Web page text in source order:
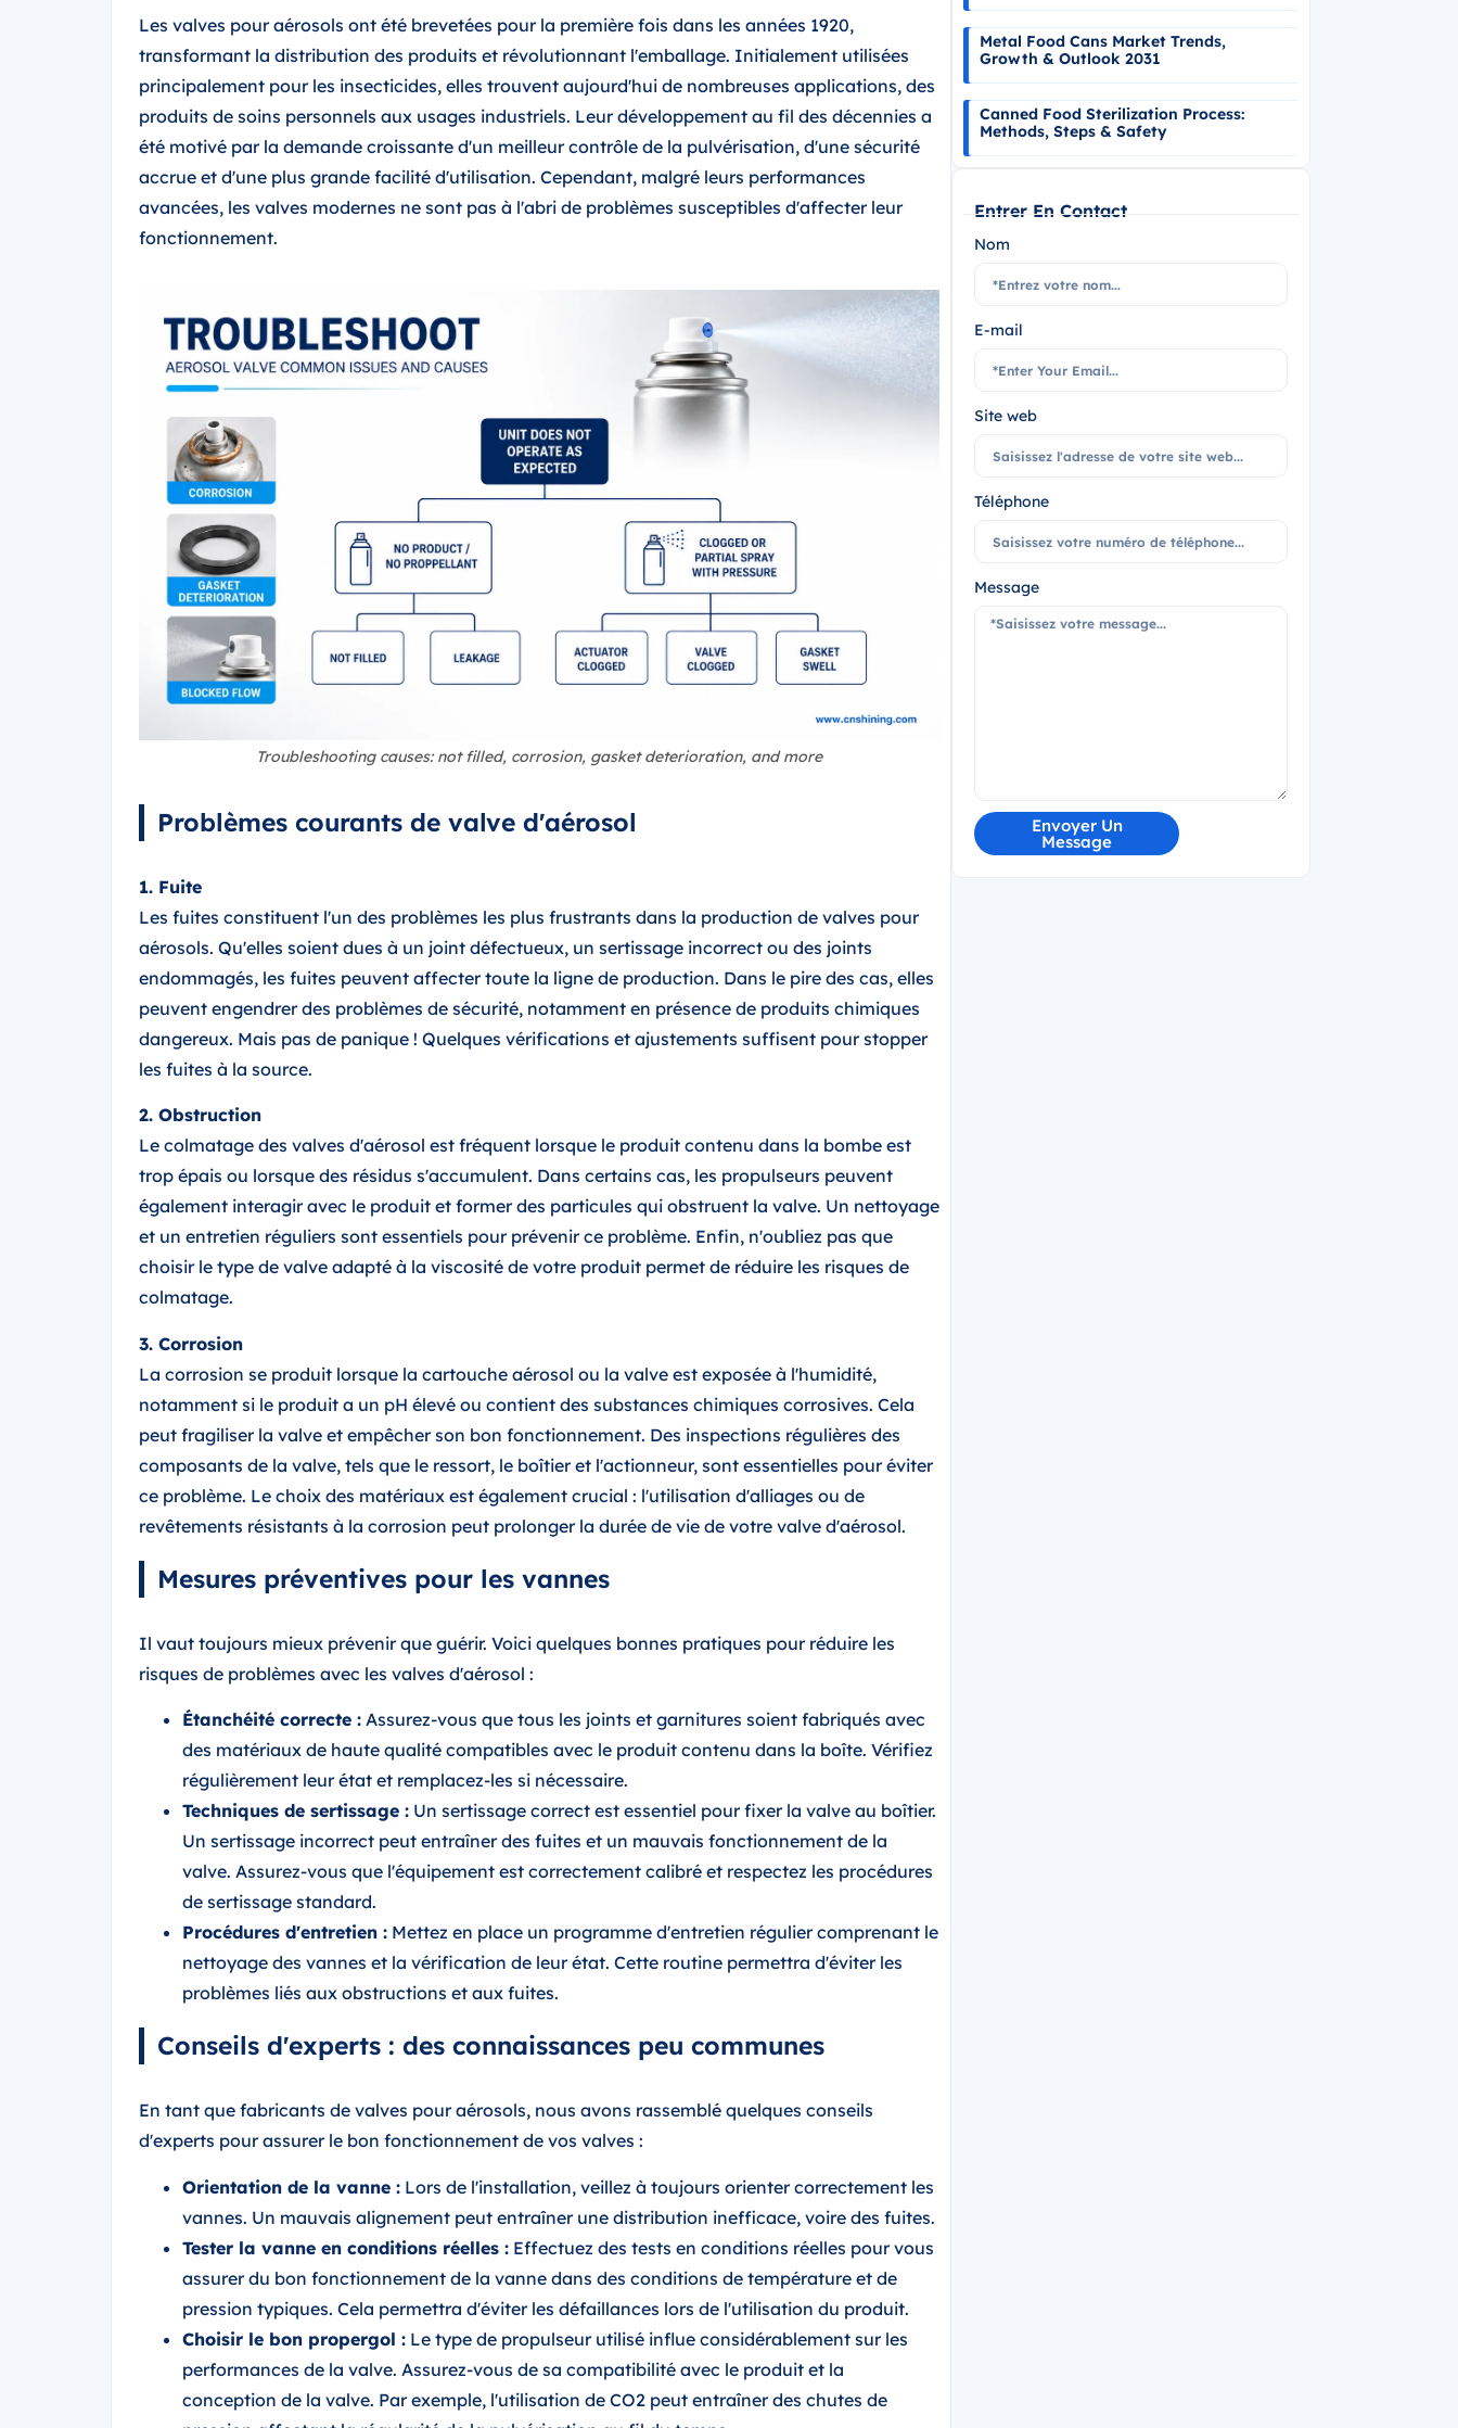
Les valves pour aérosols ont été brevetées pour la première fois dans les années 1920,
transformant la distribution des produits et révolutionnant l'emballage. Initialement utilisées
principalement pour les insecticides, elles trouvent aujourd'hui de nombreuses applications, des
produits de soins personnels aux usages industriels. Leur développement au fil des décennies a
été motivé par la demande croissante d'un meilleur contrôle de la pulvérisation, d'une sécurité
accrue et d'une plus grande facilité d'utilisation. Cependant, malgré leurs performances
avancées, les valves modernes ne sont pas à l'abri de problèmes susceptibles d'affecter leur
fonctionnement.
Troubleshooting causes: not filled, corrosion, gasket deterioration, and more
Problèmes courants de valve d'aérosol
1. Fuite
Les fuites constituent l'un des problèmes les plus frustrants dans la production de valves pour
aérosols. Qu'elles soient dues à un joint défectueux, un sertissage incorrect ou des joints
endommagés, les fuites peuvent affecter toute la ligne de production. Dans le pire des cas, elles
peuvent engendrer des problèmes de sécurité, notamment en présence de produits chimiques
dangereux. Mais pas de panique ! Quelques vérifications et ajustements suffisent pour stopper
les fuites à la source.
2. Obstruction
Le colmatage des valves d'aérosol est fréquent lorsque le produit contenu dans la bombe est
trop épais ou lorsque des résidus s'accumulent. Dans certains cas, les propulseurs peuvent
également interagir avec le produit et former des particules qui obstruent la valve. Un nettoyage
et un entretien réguliers sont essentiels pour prévenir ce problème. Enfin, n'oubliez pas que
choisir le type de valve adapté à la viscosité de votre produit permet de réduire les risques de
colmatage.
3. Corrosion
La corrosion se produit lorsque la cartouche aérosol ou la valve est exposée à l'humidité,
notamment si le produit a un pH élevé ou contient des substances chimiques corrosives. Cela
peut fragiliser la valve et empêcher son bon fonctionnement. Des inspections régulières des
composants de la valve, tels que le ressort, le boîtier et l'actionneur, sont essentielles pour éviter
ce problème. Le choix des matériaux est également crucial : l'utilisation d'alliages ou de
revêtements résistants à la corrosion peut prolonger la durée de vie de votre valve d'aérosol.
Mesures préventives pour les vannes
Il vaut toujours mieux prévenir que guérir. Voici quelques bonnes pratiques pour réduire les
risques de problèmes avec les valves d'aérosol :
Étanchéité correcte : Assurez-vous que tous les joints et garnitures soient fabriqués avec
des matériaux de haute qualité compatibles avec le produit contenu dans la boîte. Vérifiez
régulièrement leur état et remplacez-les si nécessaire.
Techniques de sertissage : Un sertissage correct est essentiel pour fixer la valve au boîtier.
Un sertissage incorrect peut entraîner des fuites et un mauvais fonctionnement de la
valve. Assurez-vous que l'équipement est correctement calibré et respectez les procédures
de sertissage standard.
Procédures d'entretien : Mettez en place un programme d'entretien régulier comprenant le
nettoyage des vannes et la vérification de leur état. Cette routine permettra d'éviter les
problèmes liés aux obstructions et aux fuites.
Conseils d'experts : des connaissances peu communes
En tant que fabricants de valves pour aérosols, nous avons rassemblé quelques conseils
d'experts pour assurer le bon fonctionnement de vos valves :
Orientation de la vanne : Lors de l'installation, veillez à toujours orienter correctement les
vannes. Un mauvais alignement peut entraîner une distribution inefficace, voire des fuites.
Tester la vanne en conditions réelles : Effectuez des tests en conditions réelles pour vous
assurer du bon fonctionnement de la vanne dans des conditions de température et de
pression typiques. Cela permettra d'éviter les défaillances lors de l'utilisation du produit.
Choisir le bon propergol : Le type de propulseur utilisé influe considérablement sur les
performances de la valve. Assurez-vous de sa compatibilité avec le produit et la
conception de la valve. Par exemple, l'utilisation de CO2 peut entraîner des chutes de
Metal Food Cans Market Trends,
Growth & Outlook 2031
Canned Food Sterilization Process:
Methods, Steps & Safety
Entrer En Contact
Nom
E-mail
Site web
Téléphone
Message
Envoyer Un
Message